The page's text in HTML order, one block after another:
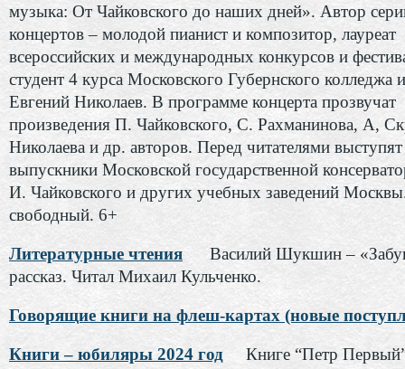
музыка: От Чайковского до наших дней». Автор
концертов – молодой пианист и композитор, лауреат
всероссийских и международных конкурсов и
студент 4 курса Московского Губернского колледжа
Евгений Николаев. В программе концерта прозвучат
произведения П. Чайковского, С. Рахманинова, А,
Николаева и др. авторов. Перед читателями
выпускники Московской государственной
И. Чайковского и других учебных заведений
свободный. 6+
Литературные чтения
Василий Шукшин –
рассказ. Читал Михаил Кульченко.
Говорящие книги на флеш-картах (новые
Книги – юбиляры 2024 год
Книге “Петр